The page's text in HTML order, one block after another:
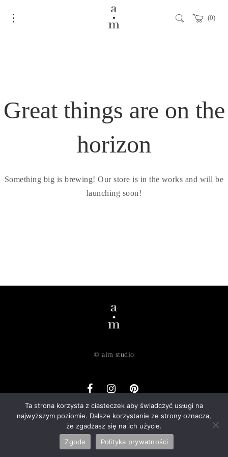
0
Great things are on the
horizon
Something big is brewing! Our store is in the works and will be
launching soon!
Ta strona korzysta z ciasteczek aby świadczyć usługi na
najwyższym poziomie. Dalsze korzystanie ze strony oznacza,
że zgadzasz się na ich użycie.
Zgoda
Polityka prywatności
© aim studio
o nas dostawa zwroty regulamin
polityka prywatności
kontakt